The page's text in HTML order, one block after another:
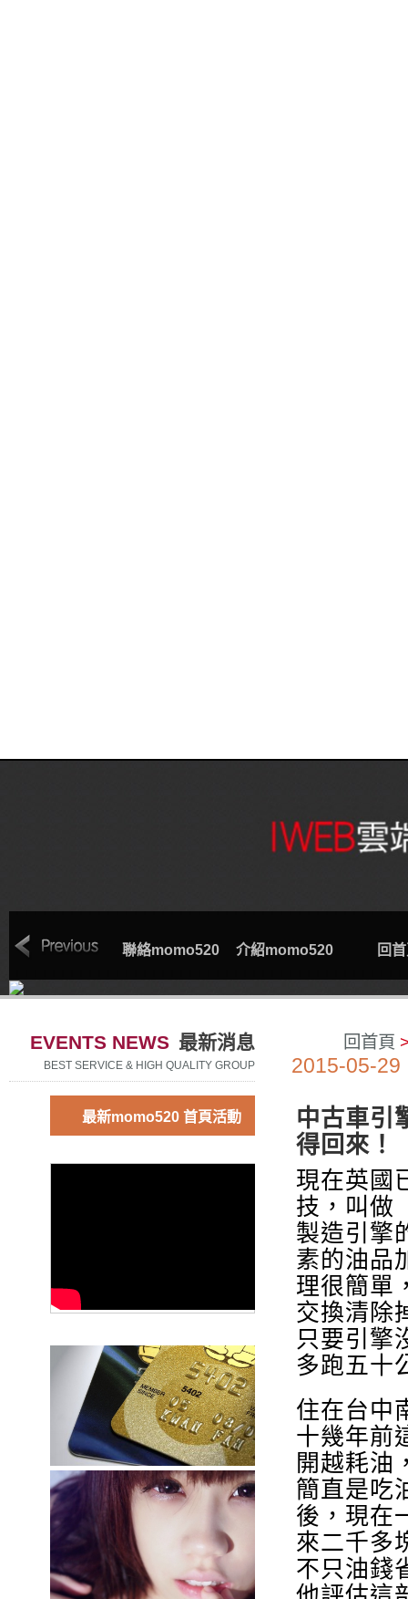
索取專線 聯絡momo520 介紹momo520 回
EVENTS NEWS 最新消息
BEST SERVICE & HIGH QUALITY GROUP
最新momo520 首頁活動
回首頁
2015-05-29
中古車引
得回來！
現在英國
技，叫做
製造引擎
素的油品
理很簡單
交換清除
只要引擎
多跑五十
住在台中
十幾年前
開越耗油
簡直是吃
後，現在
來二千多
不只油錢